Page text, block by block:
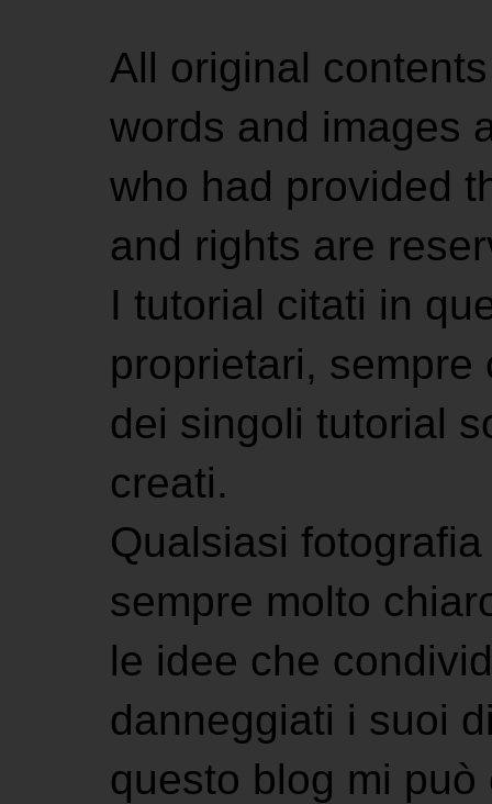
All original
words and images
who had provided
and rights are
I tutorial citati in
proprietari,
dei singoli tutorial
creati.
Qualsiasi
sempre molto
le idee che
danneggiati i suoi
questo blog mi